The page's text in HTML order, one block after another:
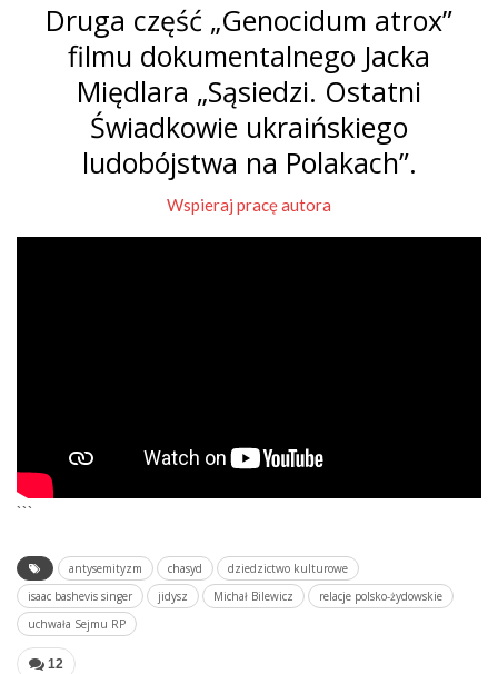
Druga część „Genocidum atrox”
filmu dokumentalnego Jacka
Międlara „Sąsiedzi. Ostatni
Świadkowie ukraińskiego
ludobójstwa na Polakach”.
Wspieraj pracę autora
```
antysemityzm chasyd
dziedzictwo kulturowe
isaac bashevis singer
jidysz Michał Bilewicz
relacje polsko-żydowskie
uchwała Sejmu RP
12